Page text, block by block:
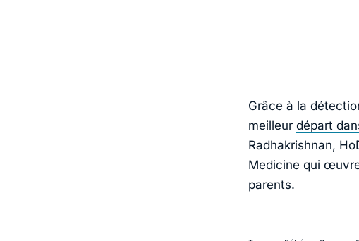
Grâce à la
meilleur départ
Radhakrishnan,
Medicine qui
parents.